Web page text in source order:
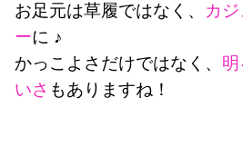
お足元は草履ではなく、 カ
ーに ♪
かっこよさだけではなく、
いさ もありますね！